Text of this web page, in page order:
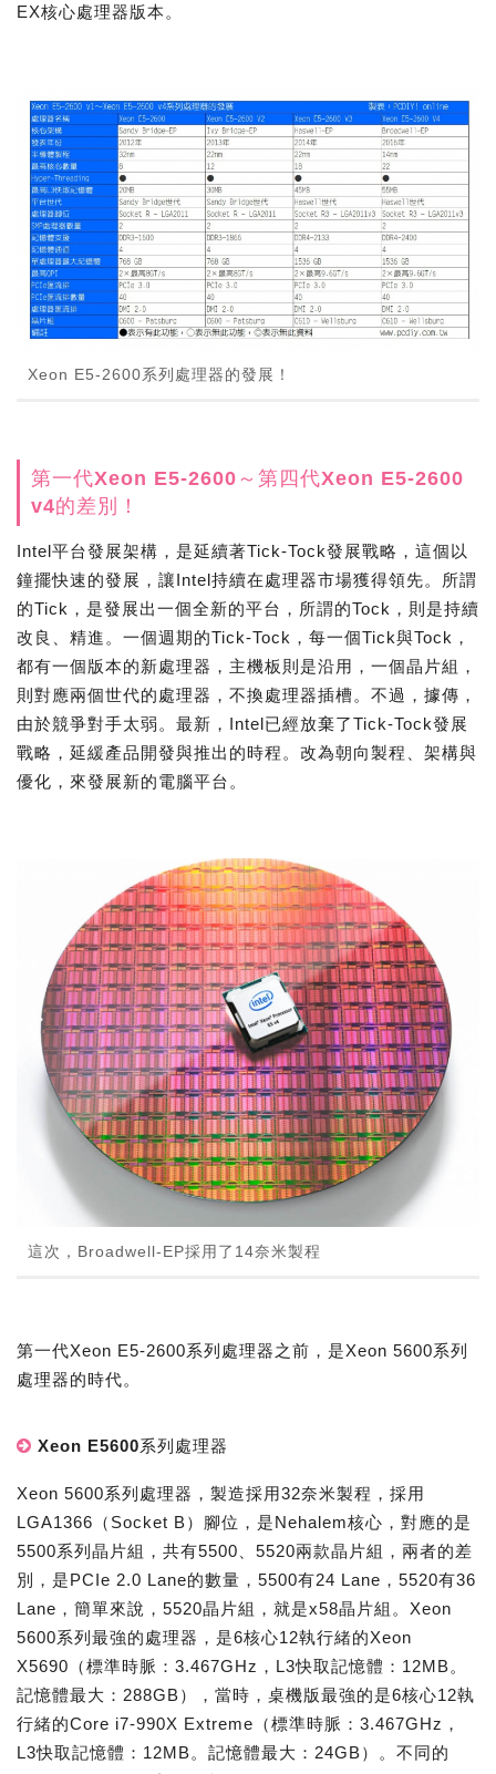
EX核心處理器版本。
Xeon E5-2600系列處理器的發展！
第一代Xeon E5-2600～第四代Xeon E5-2600
v4的差別！
Intel平台發展架構，是延續著Tick-Tock發展戰略，這個以
鐘擺快速的發展，讓Intel持續在處理器市場獲得領先。所謂
的Tick，是發展出一個全新的平台，所謂的Tock，則是持續
改良、精進。一個週期的Tick-Tock，每一個Tick與Tock，
都有一個版本的新處理器，主機板則是沿用，一個晶片組，
則對應兩個世代的處理器，不換處理器插槽。不過，據傳，
由於競爭對手太弱。最新，Intel已經放棄了Tick-Tock發展
戰略，延緩產品開發與推出的時程。改為朝向製程、架構與
優化，來發展新的電腦平台。
這次，Broadwell-EP採用了14奈米製程
第一代Xeon E5-2600系列處理器之前，是Xeon 5600系列
處理器的時代。
Xeon E5600系列處理器
Xeon 5600系列處理器，製造採用32奈米製程，採用
LGA1366（Socket B）腳位，是Nehalem核心，對應的是
5500系列晶片組，共有5500、5520兩款晶片組，兩者的差
別，是PCIe 2.0 Lane的數量，5500有24 Lane，5520有36
Lane，簡單來說，5520晶片組，就是x58晶片組。Xeon
5600系列最強的處理器，是6核心12執行緒的Xeon
X5690（標準時脈：3.467GHz，L3快取記憶體：12MB。
記憶體最大：288GB），當時，桌機版最強的是6核心12執
行緒的Core i7-990X Extreme（標準時脈：3.467GHz，
L3快取記憶體：12MB。記憶體最大：24GB）。不同的